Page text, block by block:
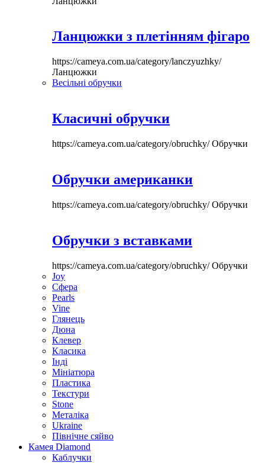
Ланцюжки з плетінням фігаро
https://cameya.com.ua/category/lanczyuzhky/
Ланцюжки
Весільні обручки
Класичні обручки
https://cameya.com.ua/category/obruchky/Обручки
Обручки американки
https://cameya.com.ua/category/obruchky/Обручки
Обручки з вставками
https://cameya.com.ua/category/obruchky/Обручки
Joy
Сфера
Pearls
Vine
Глянець
Дюна
Клевер
Класика
Інді
Мініатюра
Пластика
Текстури
Stone
Металіка
Ukraine
Північне сяйво
Камея Diamond
Каблучки